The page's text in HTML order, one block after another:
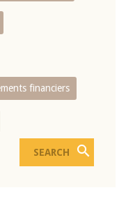
financiers